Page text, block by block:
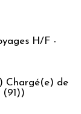
H/F -
Chargé(e) de
(91))